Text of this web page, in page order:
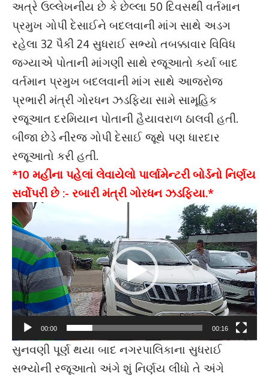
અત્રે ઉલ્લેખનીય છે કે છેલ્લા 50 દિવસથી વર્તમાન
પ્રમુખ ગોપી દેસાઈને બદલવાની માંગ સાથે અડગ
રહેલા 32 પૈકી 24 સુધરાઈ સભ્યો તબક્કાવાર વિવિધ
જગ્યાએ પોતાની માંગણી સાથે રજૂઆતો કર્યા બાદ
વર્તમાન પ્રમુખ બદલવાની માંગ સાથે આજરોજ
પ્રભારી મંત્રી ગોરધન ઝડફિયા સામે સામૂહિક
રજૂઆત દરમિયાન પોતાની હૈયાવરાળ ઠાલવી હતી.
બીજા છેડે નીરજ ગોપી દેસાઈ જૂથે પણ ધારદાર
રજૂઆતો કરી હતી.
*10 મહીના પહેલાં લેવાયેલો પાર્લામેન્ટરી બોર્ડનો નિર્ણય
સર્વોપરી છે :- રબારી મંત્રી ગોરધન ઝડફિયા.*
Video
Player
00:00 00:16
સુનવણી પૂર્ણ થયા બાદ નગરપાલિકાના સુધરાઈ
સભ્યોની રજૂઆતો અંગે શું નિર્ણય લીધો તે અંગે